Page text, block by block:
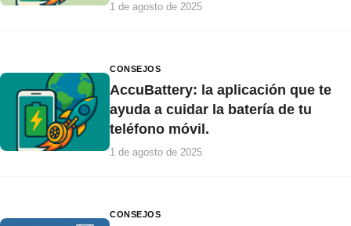
1 de agosto de 2025
CONSEJOS
AccuBattery: la aplicación que te
ayuda a cuidar la batería de tu
teléfono móvil.
1 de agosto de 2025
CONSEJOS